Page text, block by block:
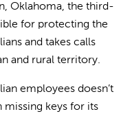
Oklahoma, the third-
for protecting the
and takes calls
and rural territory.
employees doesn’t
missing keys for its